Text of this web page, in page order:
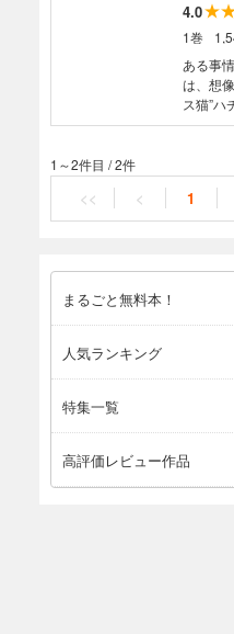
4.0
1巻
ある事
は、想
ス猫”
の世界
1～2件目 /2件
<< < 1
まるごと無料本！
人気ランキング
特集一覧
高評価レビュー作品